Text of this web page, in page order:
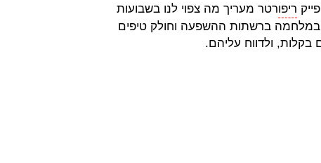
ריפורטר מעריך מה צפוי לנו בשבועות
במלחמה ברשתות ההשפעה וחולק טיפים
ולדווח עליהם.